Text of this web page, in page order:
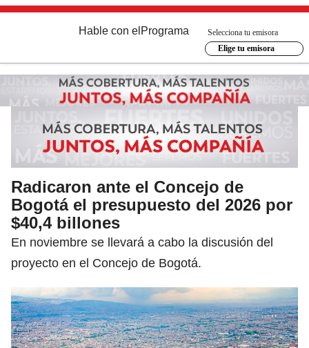
Hable con el Programa
Selecciona tu emisora
Elige tu emisora
Radicaron ante el Concejo de
Bogotá el presupuesto del 2026 por
$40,4 billones
En noviembre se llevará a cabo la discusión del
proyecto en el Concejo de Bogotá.